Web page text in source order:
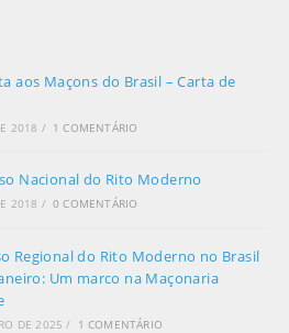
aos Maçons do Brasil – Carta de
2018 / 1 COMENTÁRIO
Nacional do Rito Moderno
2018 / 0 COMENTÁRIO
Regional do Rito Moderno no Brasil
Um marco na Maçonaria
DE 2025 / 1 COMENTÁRIO